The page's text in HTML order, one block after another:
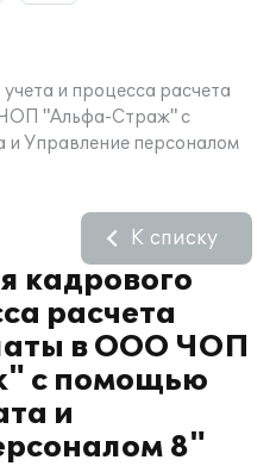
и процесса расчета
"Альфа-Страж" с
Управление персоналом
кадрового
расчета
в ООО ЧОП
с помощью
и
8"
К списку